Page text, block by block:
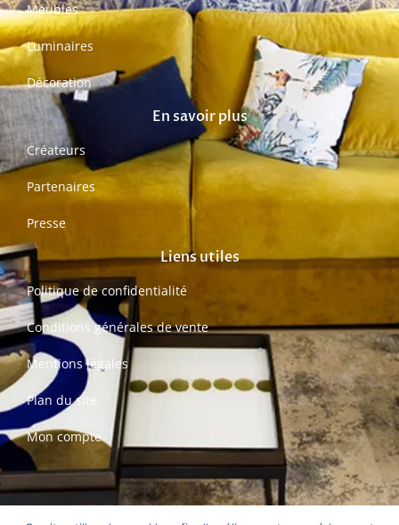
Meubles
Luminaires
Décoration
En savoir plus
Créateurs
Partenaires
Presse
Liens utiles
Politique de confidentialité
Conditions générales de vente
Mentions légales
Plan du site
Mon compte